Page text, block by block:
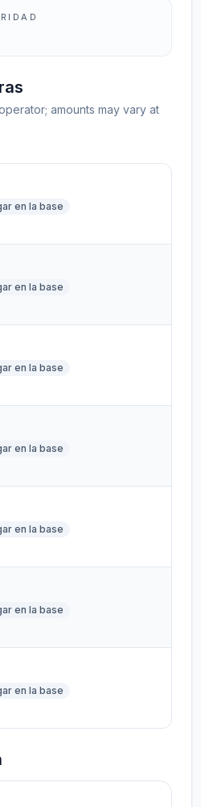
amounts may vary at
en la base
en la base
en la base
en la base
en la base
en la base
en la base